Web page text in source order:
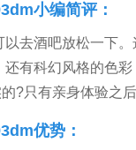
小编简评：
去酒吧放松一下
有科幻风格的色彩
?只有亲身体验之
优势：